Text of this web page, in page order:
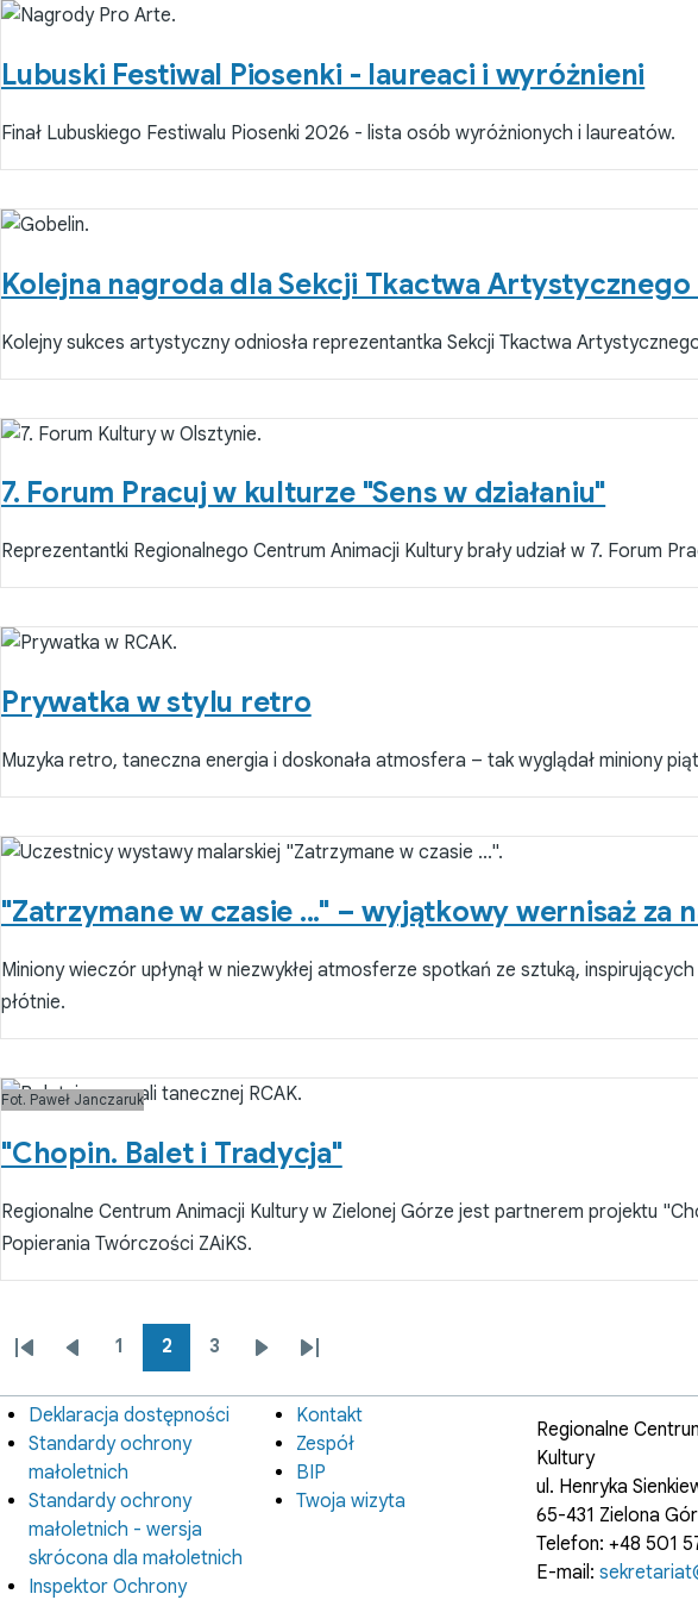
Lubuski Festiwal Piosenki - laureaci i wyróżnieni
Finał Lubuskiego Festiwalu Piosenki 2026 - lista osób wyróżnionych i laureatów.
Kolejna nagroda dla Sekcji Tkactwa Artystycznego
Kolejny sukces artystyczny odniosła reprezentantka Sekcji Tkactwa
7. Forum Pracuj w kulturze "Sens w działaniu"
Reprezentantki Regionalnego Centrum Animacji Kultury brały udział w 7. Forum
Prywatka w stylu retro
Muzyka retro, taneczna energia i doskonała atmosfera – tak wyglądał miniony
"Zatrzymane w czasie ..." – wyjątkowy wernisaż za
Miniony wieczór upłynął w niezwykłej atmosferze spotkań ze sztuką,
płótnie.
Fot. Paweł Janczaruk
"Chopin. Balet i Tradycja"
Regionalne Centrum Animacji Kultury w Zielonej Górze jest partnerem projektu
Popierania Twórczości ZAiKS.
Stronicowanie
Pierwsza
strona
Poprzednia
strona
1 2
Strona
3
Następna
strona
Ostatnia
strona
Informacje
prawne
Deklaracja dostępności
Standardy ochrony
małoletnich
Standardy ochrony
małoletnich - wersja
skrócona dla małoletnich
Inspektor Ochrony
Instytucja
Kontakt
Zespół
BIP
Twoja wizyta
Regionalne
Kultury
ul. Henryka
65-431 Zielona
Telefon: +48 501
E-mail: